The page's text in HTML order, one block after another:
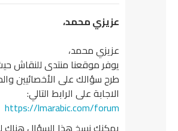
عزيزي محمد،
عزيزي محمد،
يوفر موقعنا منتدى للنقاش حيث
طرح سؤالك على الأخصائيين
الاجابة على الرابط التالي:
https://lmarabic.com/forum